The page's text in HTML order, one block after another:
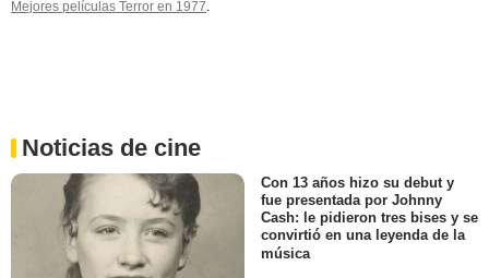
Mejores películas Terror en 1977.
Noticias de cine
Con 13 años hizo su debut y
fue presentada por Johnny
Cash: le pidieron tres bises y se
convirtió en una leyenda de la
música